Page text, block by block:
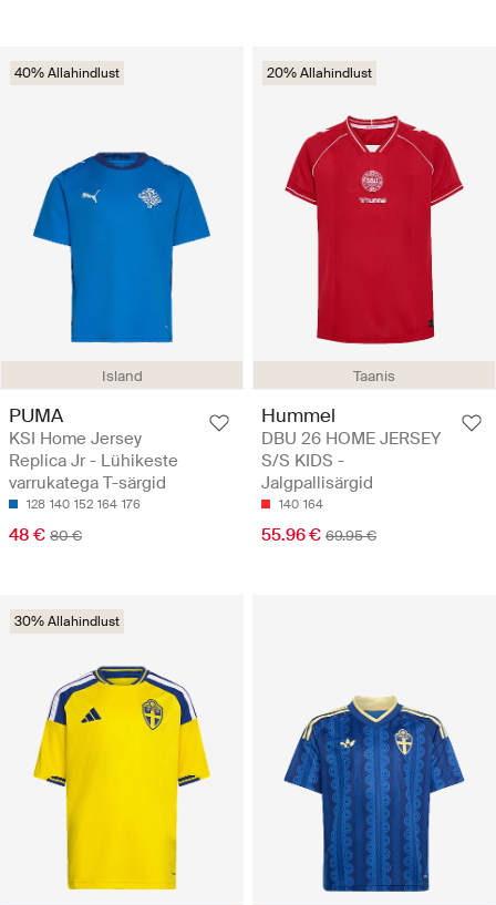
Island
40% Allahindlust
PUMA
KSI Home Jersey
Replica Jr - Lühikeste
varrukatega T-särgid
128 140 152 164 176
48 € 80 €
Taanis
20% Allahindlust
Hummel
DBU 26 HOME JERSEY
S/S KIDS -
Jalgpallisärgid
140 164
55.96 € 69.95 €
30% Allahindlust